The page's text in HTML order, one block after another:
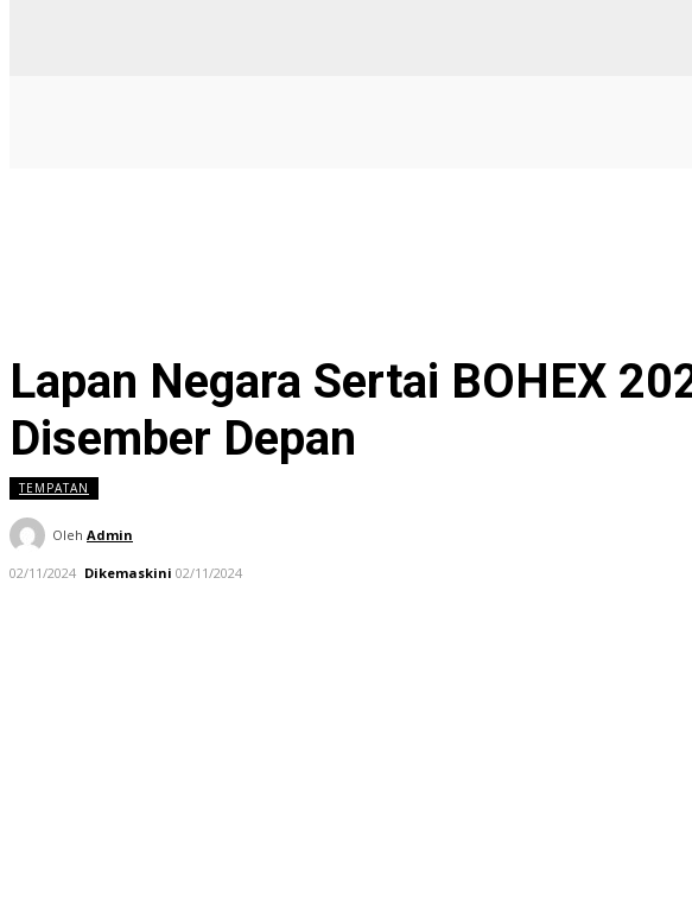
Lapan Negara Sertai BOHEX
Disember Depan
TEMPATAN
Oleh Admin
02/11/2024 Dikemaskini 02/11/2024